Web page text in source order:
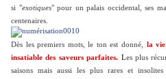
si "exotiques" pour un palais occidental, ses
centenaires.
Dès les premiers mots, le ton est donné, la
insatiable des saveurs parfaites. Les plus
saisons mais aussi les plus rares et